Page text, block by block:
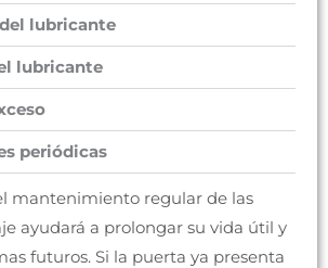
lubricante
lubricante
periódicas
mantenimiento regular de las
ayudará a prolongar su vida útil y
futuros. Si la puerta ya presenta